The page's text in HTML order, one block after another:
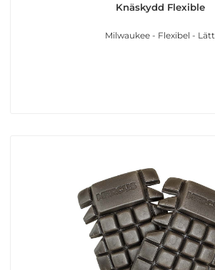
Knäskydd Flexible
Milwaukee - Flexibel - Lätt